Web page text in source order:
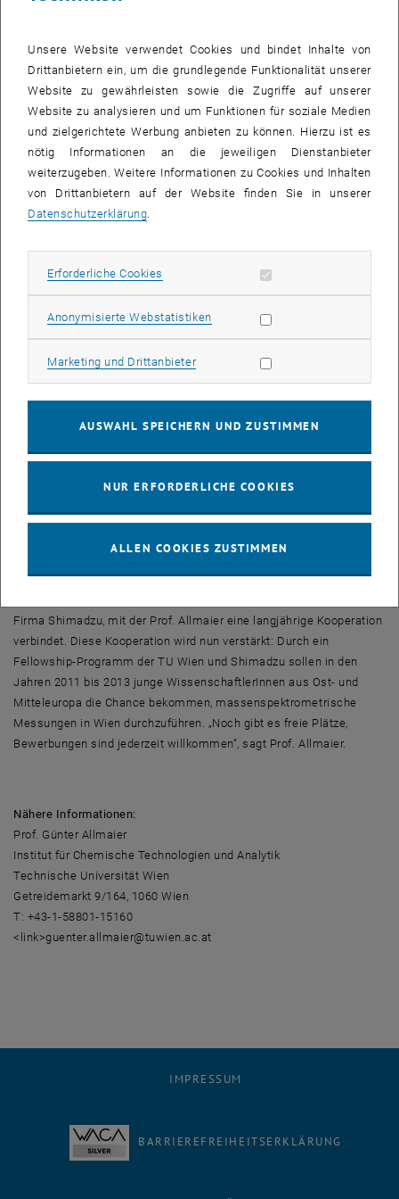
„weicher“ Desorption / Ionisationstechniken für die Analyse von
hochmolekularen, thermolabilen Materialien im Attomolbereich (10-
18) in den letzten Jahren wieder stärker ins Blickfeld der
Grundlagenforschung gerückt. Um die verschiedenen Sorten von
intakten gasförmigen Molekülen zu trennen, müssen die Moleküle
zunächst elektrisch geladen sein. Mit elektrischen Feldern lassen
sie sich dann beschleunigen. Je nach Masse erhalten sie dann
unterschiedliche Geschwindigkeiten – dadurch können sie relativ
einfach nach ihrem Verhältnis aus Masse und elektrischer Ladung
Biopolymeren wie Proteinen oder Polysacchariden, wie sie Prof. Dr.
Allmaier und Dr. Marchetti-Deschmann untersuchen, ist es
allerdings sehr schwierig, sie in die Gasphase zu bringen und
elektrisch zu laden ohne sie dabei zu zerstören. Die übliche
lässt die Biomoleküle zerbrechen.
Trick, die Substanz zuerst in ein Trägermedium einzubetten, und
eines Protons“, erklärt Prof. Günter Allmaier. Diese Technik heißt
Nobelpreis für Chemie an den kürzlich verstorbenen John Fenn und
Firma Shimadzu, mit der Prof. Allmaier eine langjährige Kooperation
verbindet. Diese Kooperation wird nun verstärkt: Durch ein
Fellowship-Programm der TU Wien und Shimadzu sollen in den
Jahren 2011 bis 2013 junge WissenschaftlerInnen aus Ost- und
Mitteleuropa die Chance bekommen, massenspektrometrische
Messungen in Wien durchzuführen. „Noch gibt es freie Plätze,
Bewerbungen sind jederzeit willkommen“, sagt Prof. Allmaier.
Nähere Informationen:
Prof. Günter Allmaier
Institut für Chemische Technologien und Analytik
Technische Universität Wien
Getreidemarkt 9/164, 1060 Wien
T: +43-1-58801-15160
<link>guenter.allmaier@tuwien.ac.at
IMPRESSUM
BARRIEREFREIHEITSERKLÄRUNG
Unsere Website verwendet Cookies und bindet Inhalte von
Drittanbietern ein, um die grundlegende Funktionalität unserer
Website zu gewährleisten sowie die Zugriffe auf unserer
Website zu analysieren und um Funktionen für soziale Medien
und zielgerichtete Werbung anbieten zu können. Hierzu ist es
nötig Informationen an die jeweiligen Dienstanbieter
weiterzugeben. Weitere Informationen zu Cookies und Inhalten
von Drittanbietern auf der Website finden Sie in unserer
Datenschutzerklärung.
Erforderliche Cookies Erforderliche Cookies zulassen
Anonymisierte WebstatistikenStatistik Cookies zulassen
Marketing und DrittanbieterMarketing Cookies zulassen
AUSWAHL SPEICHERN UND ZUSTIMMEN
NUR ERFORDERLICHE COOKIES
ALLEN COOKIES ZUSTIMMEN